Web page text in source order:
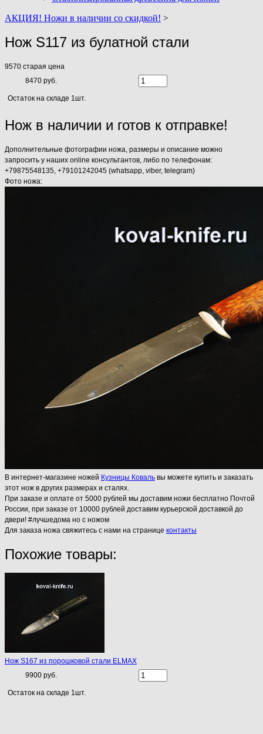
АКЦИЯ! Ножи в наличии со скидкой! >
Нож S117 из булатной стали
9570 старая цена
8470 руб.
Остаток на складе 1шт.
Нож в наличии и готов к отправке!
Дополнительные фотографии ножа, размеры и описание можно
запросить у наших online консультантов, либо по телефонам:
+79875548135, +79101242045 (whatsapp, viber, telegram)
Фото ножа:
В интернет-магазине ножей Кузницы Коваль вы можете купить и заказать
этот нож в других размерах и сталях.
При заказе и оплате от 5000 рублей мы доставим ножи бесплатно Почтой
России, при заказе от 10000 рублей доставим курьерской доставкой до
двери! #лучшедома но с ножом
Для заказа ножа свяжитесь с нами на странице контакты
Похожие товары:
Нож S167 из порошковой стали ELMAX
9900 руб.
Остаток на складе 1шт.